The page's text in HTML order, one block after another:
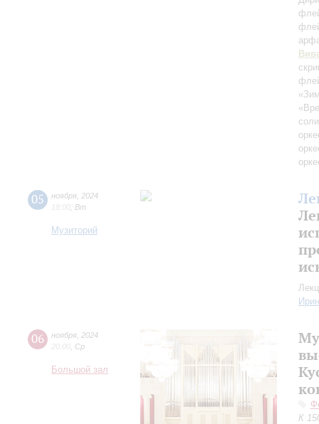
05 ноября 2024
18:00 Вт
Музиторий
06 ноября 2024
20:00 Ср
Большой зал
К